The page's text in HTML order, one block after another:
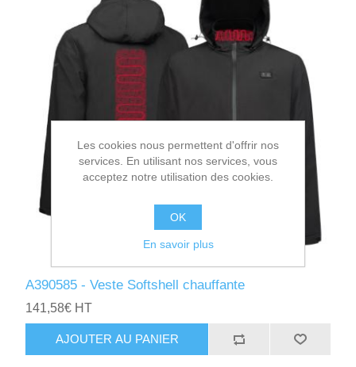
A390585 - Veste Softshell chauffante
141,58€ HT
AJOUTER AU PANIER
Les cookies nous permettent d'offrir nos
services. En utilisant nos services, vous
acceptez notre utilisation des cookies.
OK
En savoir plus